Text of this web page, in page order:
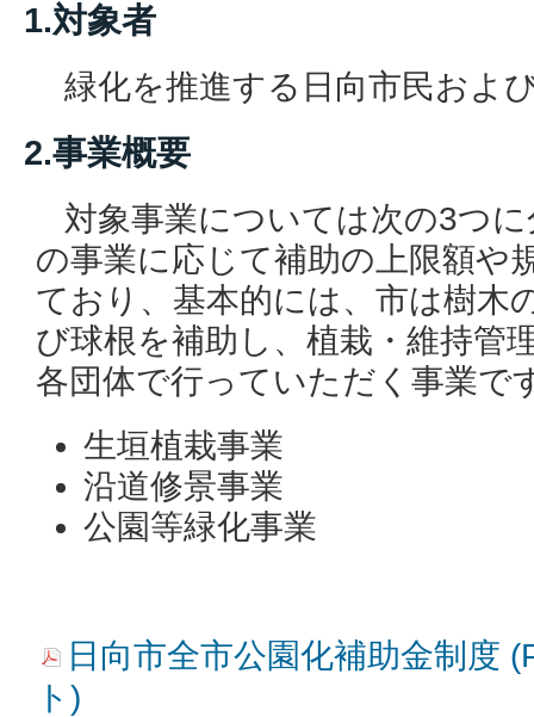
1.対象者
緑化を推進する日向市民およ
2.事業概要
対象事業については次の3つ
の事業に応じて補助の上限額や
ており、基本的には、市は樹木
び球根を補助し、植栽・維持管
各団体で行っていただく事業で
生垣植栽事業
沿道修景事業
公園等緑化事業
日向市全市公園化補助金制度
ト)